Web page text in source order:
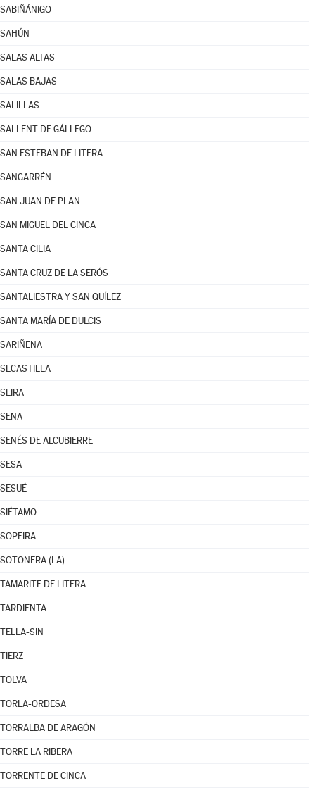
SABIÑÁNIGO
SAHÚN
SALAS ALTAS
SALAS BAJAS
SALILLAS
SALLENT DE GÁLLEGO
SAN ESTEBAN DE LITERA
SANGARRÉN
SAN JUAN DE PLAN
SAN MIGUEL DEL CINCA
SANTA CILIA
SANTA CRUZ DE LA SERÓS
SANTALIESTRA Y SAN QUÍLEZ
SANTA MARÍA DE DULCIS
SARIÑENA
SECASTILLA
SEIRA
SENA
SENÉS DE ALCUBIERRE
SESA
SESUÉ
SIÉTAMO
SOPEIRA
SOTONERA (LA)
TAMARITE DE LITERA
TARDIENTA
TELLA-SIN
TIERZ
TOLVA
TORLA-ORDESA
TORRALBA DE ARAGÓN
TORRE LA RIBERA
TORRENTE DE CINCA